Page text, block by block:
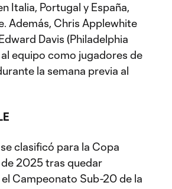
Italia, Portugal y España,
Además, Chris Applewhite
Davis (Philadelphia
equipo como jugadores de
la semana previa al
clasificó para la Copa
2025 tras quedar
Campeonato Sub-20 de la